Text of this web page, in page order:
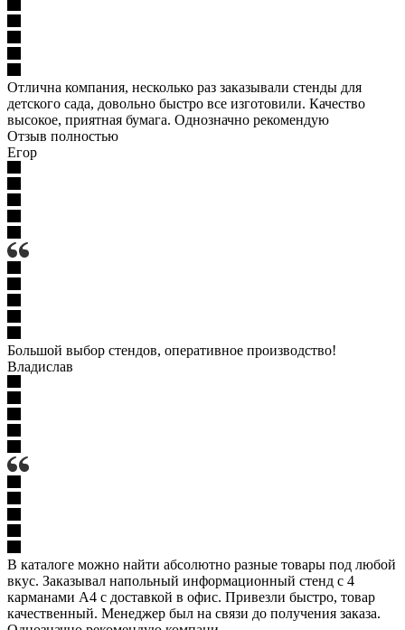
Отлична компания, несколько раз заказывали стенды для
детского сада, довольно быстро все изготовили. Качество
высокое, приятная бумага. Однозначно рекомендую
Отзыв полностью
Егор
Большой выбор стендов, оперативное производство!
Владислав
В каталоге можно найти абсолютно разные товары под любой
вкус. Заказывал напольный информационный стенд с 4
карманами А4 с доставкой в офис. Привезли быстро, товар
качественный. Менеджер был на связи до получения заказа.